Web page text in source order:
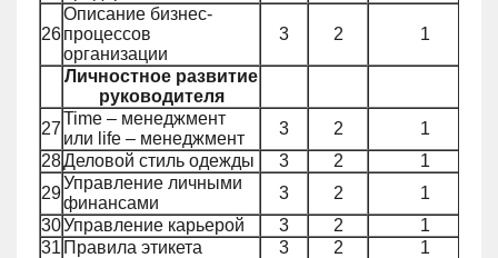
26
Описание бизнес-
процессов
организации
3 2 1
Личностное развитие
руководителя
27
Time – менеджмент
или life – менеджмент
3 2
1
28Деловой стиль одежды 3 2
1
29
Управление личными
финансами
3 2
1
30Управление карьерой 3 2
1
31 Правила этикета 3 2
1